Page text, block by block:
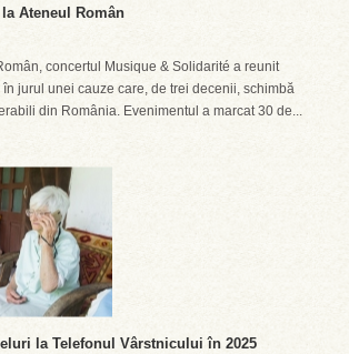
Ateneul Român
concertul Musique & Solidarité a reunit
jurul unei cauze care, de trei decenii, schimbă
din România. Evenimentul a marcat 30 de...
la Telefonul Vârstnicului în 2025